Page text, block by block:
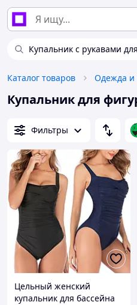
Купальник с рукавами
Каталог товаров Одежда и
Купальник для
Фильтры
Цельный женский
купальник для бассейна